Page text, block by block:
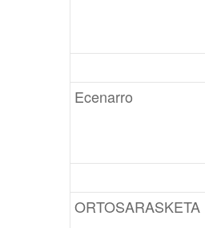
Ecenarro
ORTOSARASKETA